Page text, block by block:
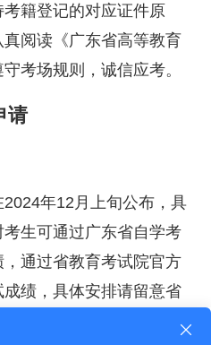
籍登记的对应证件原
阅读《广东省高等教育
考场规则，诚信应考。
请
年12月上旬公布，具
生可通过广东省自学考
通过省教育考试院官方
绩，具体安排请留意省
息。